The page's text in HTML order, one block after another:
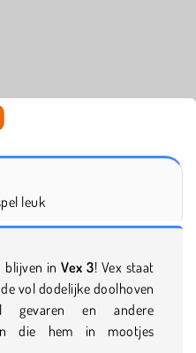
leuk
blijven inVex 3! Vex staat
vol dodelijke doolhoven
gevaren en andere
die hem in mootjes